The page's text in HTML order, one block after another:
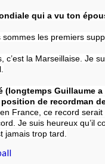
qui a vu ton
sommes les premiers
la Marseillaise. Je
(longtemps Guillaume
de recordman
France, ce record
Je suis heureux qu’il
jamais trop tard.